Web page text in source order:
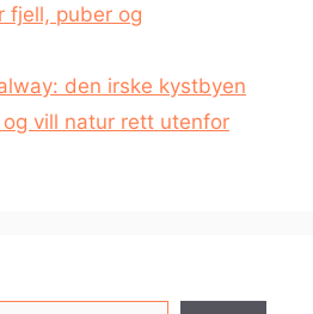
fjell, puber og
den irske kystbyen
vill natur rett utenfor